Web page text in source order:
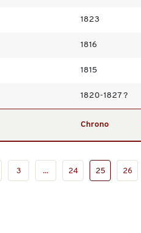
1823
1816
1815
1820-1827 ?
Chrono
3 ... 24 25 26